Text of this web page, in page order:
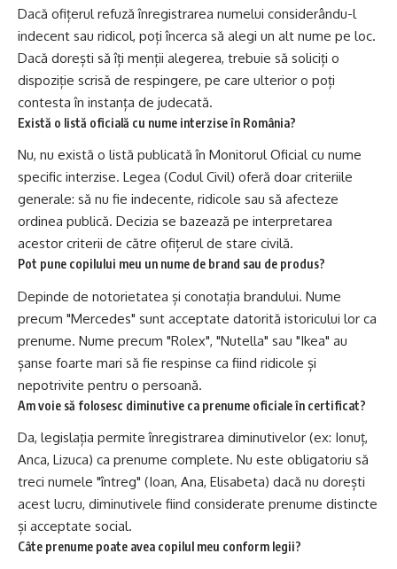
Dacă ofițerul refuză înregistrarea numelui considerându-l
indecent sau ridicol, poți încerca să alegi un alt nume pe loc.
Dacă dorești să îți menții alegerea, trebuie să soliciți o
dispoziție scrisă de respingere, pe care ulterior o poți
contesta în instanța de judecată.
Există o listă oficială cu nume interzise în România?
Nu, nu există o listă publicată în Monitorul Oficial cu nume
specific interzise. Legea (Codul Civil) oferă doar criteriile
generale: să nu fie indecente, ridicole sau să afecteze
ordinea publică. Decizia se bazează pe interpretarea
acestor criterii de către ofițerul de stare civilă.
Pot pune copilului meu un nume de brand sau de produs?
Depinde de notorietatea și conotația brandului. Nume
precum "Mercedes" sunt acceptate datorită istoricului lor ca
prenume. Nume precum "Rolex", "Nutella" sau "Ikea" au
șanse foarte mari să fie respinse ca fiind ridicole și
nepotrivite pentru o persoană.
Am voie să folosesc diminutive ca prenume oficiale în certificat?
Da, legislația permite înregistrarea diminutivelor (ex: Ionuț,
Anca, Lizuca) ca prenume complete. Nu este obligatoriu să
treci numele "întreg" (Ioan, Ana, Elisabeta) dacă nu dorești
acest lucru, diminutivele fiind considerate prenume distincte
și acceptate social.
Câte prenume poate avea copilul meu conform legii?